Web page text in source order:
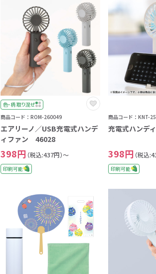
色・柄 取り混ぜ
商品コード：ROM-260049
エアリーノ／USB充電式ハンデ
ィファン 46028
398円 （税込:437円）～
印刷可能
商品コード：KNT-
充電式ハンデ
398円 （税込
印刷可能